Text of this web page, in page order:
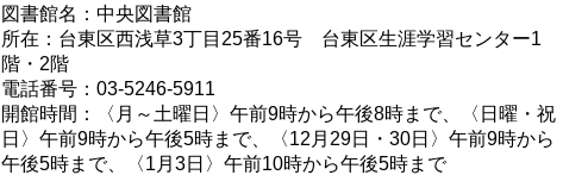
図書館名： 中央図書館
所在：台東区西浅草3丁目25番16号 台東区生涯学習センター1
階・2階
電話番号：03-5246-5911
開館時間：〈月～土曜日〉午前9時から午後8時まで、〈 日曜・祝
日〉午前9時から午後5時まで、〈12月29日・30日〉午前9時から
午後5時まで、〈1月3日〉午前10時から午後5時まで